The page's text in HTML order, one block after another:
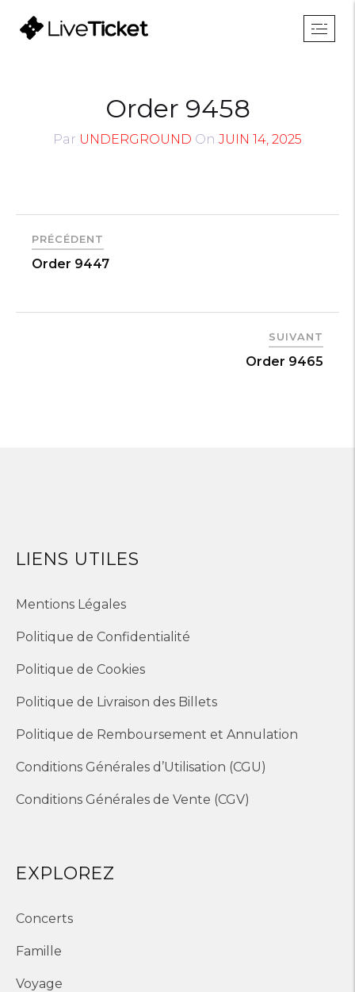
Order 9458
Par UNDERGROUND On JUIN 14, 2025
PRÉCÉDENT
Order 9447
SUIVANT
Order 9465
LIENS UTILES
Mentions Légales
Politique de Confidentialité
Politique de Cookies
Politique de Livraison des Billets
Politique de Remboursement et Annulation
Conditions Générales d’Utilisation (CGU)
Conditions Générales de Vente (CGV)
EXPLOREZ
Concerts
Famille
Voyage